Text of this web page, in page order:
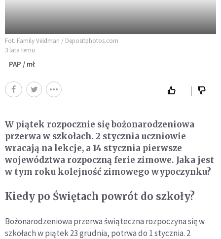
Fot. Family Veldman / Depositphotos.com
3 lata temu
PAP / mł
W piątek rozpocznie się bożonarodzeniowa
przerwa w szkołach. 2 stycznia uczniowie
wracają na lekcje, a 14 stycznia pierwsze
województwa rozpoczną ferie zimowe. Jaka jest
w tym roku kolejność zimowego wypoczynku?
Kiedy po Świętach powrót do szkoły?
Bożonarodzeniowa przerwa świąteczna rozpoczyna się w
szkołach w piątek 23 grudnia, potrwa do 1 stycznia. 2